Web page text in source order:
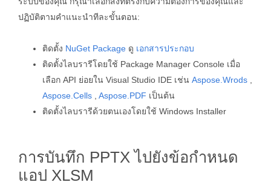
ปฏิบัติตามคำแนะนำทีละขั้นตอน:
ติดตั้ง NuGet Package ดู เอกสารประกอบ
ติดตั้งไลบรารีโดยใช้ Package Manager Console เมื่อ
เลือก API ย่อยใน Visual Studio IDE เช่น Aspose.Wrods
Aspose.Cells
Aspose.PDF เป็นต้น
ติดตั้งไลบรารีด้วยตนเองโดยใช้ Windows Installer
การบันทึก PPTX ไปยังข้อกำหนด
แอป XLSM